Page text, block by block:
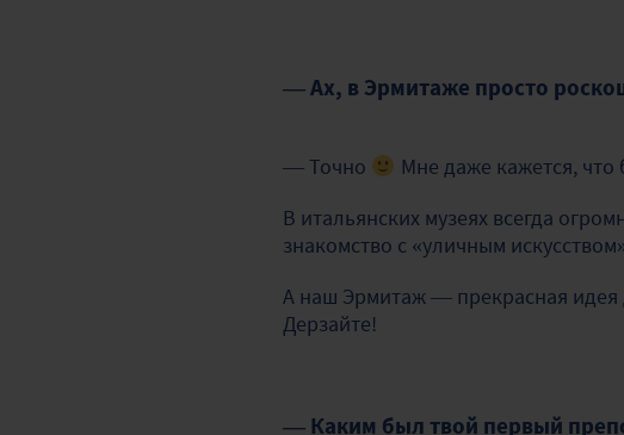
— Ах, в Эрмитаже просто
— Точно
Мне даже кажется, что
В итальянских музеях всегда
знакомство с «уличным
А наш Эрмитаж — прекрасная идея
Дерзайте!
— Каким был твой первый